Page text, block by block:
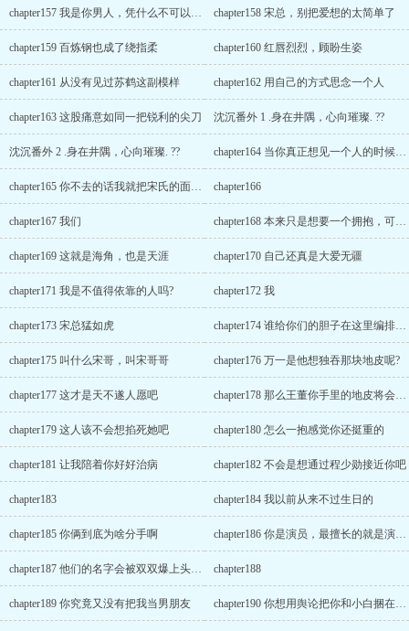
chapter157 我是你男人，凭什么不可以干涉你交友 chapter158 宋总，别把爱想的太简单了
chapter159 百炼钢也成了绕指柔 chapter160 红唇烈烈，顾盼生姿
chapter161 从没有见过苏鹤这副模样 chapter162 用自己的方式思念一个人
chapter163 这股痛意如同一把锐利的尖刀 沈沉番外 1 .身在井隅，心向璀璨. ??
沈沉番外 2 .身在井隅，心向璀璨. ?? chapter164 当你真正想见一个人的时候，却怎么也见不到了
chapter165 你不去的话我就把宋氏的面子丢光了 chapter166
chapter167 我们 chapter168 本来只是想要一个拥抱，可不小心却多了一个吻
chapter169 这就是海角，也是天涯 chapter170 自己还真是大爱无疆
chapter171 我是不值得依靠的人吗? chapter172 我
chapter173 宋总猛如虎 chapter174 谁给你们的胆子在这里编排前辈?
chapter175 叫什么宋哥，叫宋哥哥 chapter176 万一是他想独吞那块地皮呢?
chapter177 这才是天不遂人愿吧 chapter178 那么王董你手里的地皮将会毫无价值.
chapter179 这人该不会想掐死她吧 chapter180 怎么一抱感觉你还挺重的
chapter181 让我陪着你好好治病 chapter182 不会是想通过程少勋接近你吧
chapter183 chapter184 我以前从来不过生日的
chapter185 你俩到底为啥分手啊 chapter186 你是演员，最擅长的就是演戏了
chapter187 他们的名字会被双双爆上头条的. chapter188
chapter189 你究竟又没有把我当男朋友 chapter190 你想用舆论把你和小白捆在一块?